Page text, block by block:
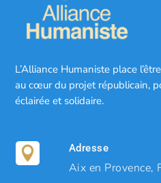
v
e
:
L’Alliance Humaniste place
au cœur du projet républicain,
éclairée et solidaire.
 Adresse
Aix en Provence,